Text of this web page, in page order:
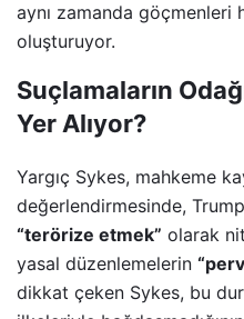
aynı zamanda
oluşturuyor.
Suçlamaların
Yer Alıyor?
Yargıç Sykes, mahkeme
değerlendirmesinde,
“terörize etmek” olarak
yasal düzenlemelerin
dikkat çeken Sykes, bu